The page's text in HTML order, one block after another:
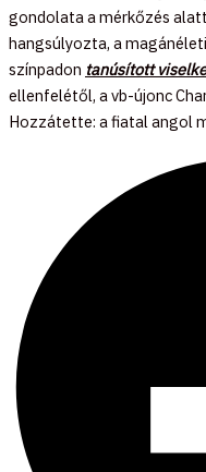
gondolata a mérkőzés
hangsúlyozta, a
színpadon tanúsított
ellenfelétől, a vb-újonc
Hozzátette: a fiatal angol